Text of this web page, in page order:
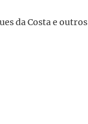
da Costa e outros